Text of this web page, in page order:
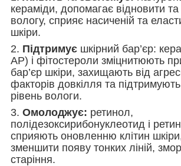
кераміди, допомагає відновити
вологу, сприяє насиченій та
шкіри.
2. Підтримує шкірний бар’єр:
AP) і фітостероли зміцнитюють
бар’єр шкіри, захищають від
факторів довкілля та
рівень вологи.
3. Омолоджує: ретинол,
полідезоксирибонуклеотид і
сприяють оновленню клітин
зменшити появу тонких ліній,
старіння.